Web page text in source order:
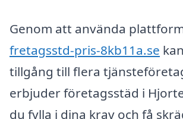
Genom att använda
fretagsstd-pris-8kb11a.se
tillgång till flera
erbjuder företagsstäd i
du fylla i dina krav och få